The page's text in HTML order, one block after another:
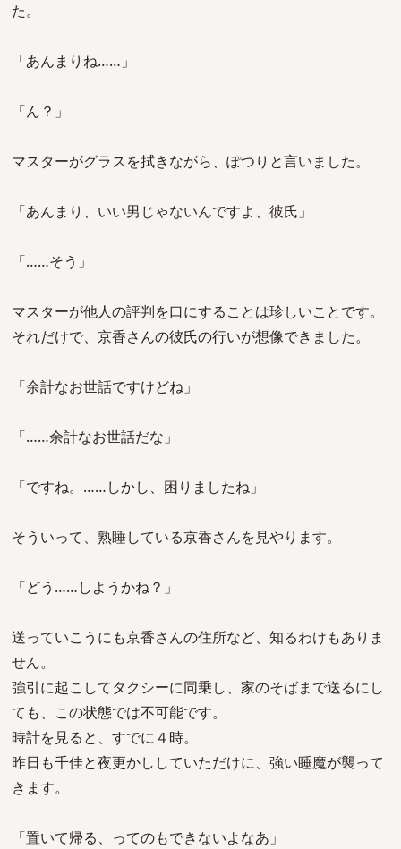
た。
「あんまりね……」
「ん？」
マスターがグラスを拭きながら、ぽつりと言いました。
「あんまり、いい男じゃないんですよ、彼氏」
「……そう」
マスターが他人の評判を口にすることは珍しいことです。
それだけで、京香さんの彼氏の行いが想像できました。
「余計なお世話ですけどね」
「……余計なお世話だな」
「ですね。……しかし、困りましたね」
そういって、熟睡している京香さんを見やります。
「どう……しようかね？」
送っていこうにも京香さんの住所など、知るわけもありま
せん。
強引に起こしてタクシーに同乗し、家のそばまで送るにし
ても、この状態では不可能です。
時計を見ると、すでに４時。
昨日も千佳と夜更かししていただけに、強い睡魔が襲って
きます。
「置いて帰る、ってのもできないよなあ」